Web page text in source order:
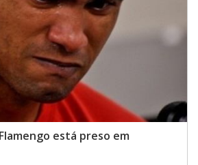
está preso em